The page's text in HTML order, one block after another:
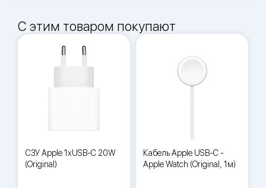
С этим товаром покупают
СЗУ Apple 1xUSB-C 20W
(Original)
Кабель Apple USB-C -
Apple Watch (Original, 1м)